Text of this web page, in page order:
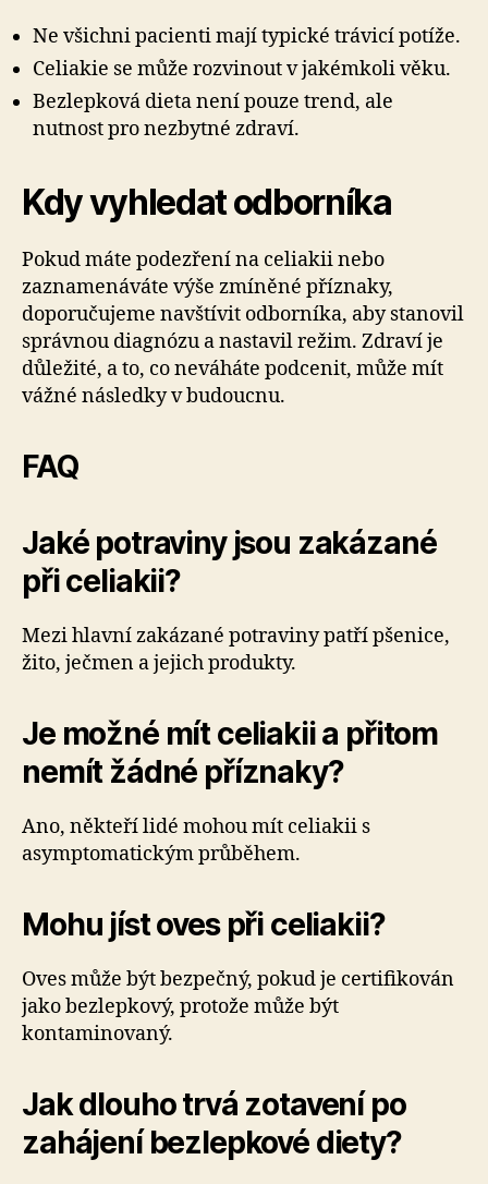
Ne všichni pacienti mají typické trávicí potíže.
Celiakie se může rozvinout v jakémkoli věku.
Bezlepková dieta není pouze trend, ale
nutnost pro nezbytné zdraví.
Kdy vyhledat odborníka
Pokud máte podezření na celiakii nebo
zaznamenáváte výše zmíněné příznaky,
doporučujeme navštívit odborníka, aby stanovil
správnou diagnózu a nastavil režim. Zdraví je
důležité, a to, co neváháte podcenit, může mít
vážné následky v budoucnu.
FAQ
Jaké potraviny jsou zakázané
při celiakii?
Mezi hlavní zakázané potraviny patří pšenice,
žito, ječmen a jejich produkty.
Je možné mít celiakii a přitom
nemít žádné příznaky?
Ano, někteří lidé mohou mít celiakii s
asymptomatickým průběhem.
Mohu jíst oves při celiakii?
Oves může být bezpečný, pokud je certifikován
jako bezlepkový, protože může být
kontaminovaný.
Jak dlouho trvá zotavení po
zahájení bezlepkové diety?